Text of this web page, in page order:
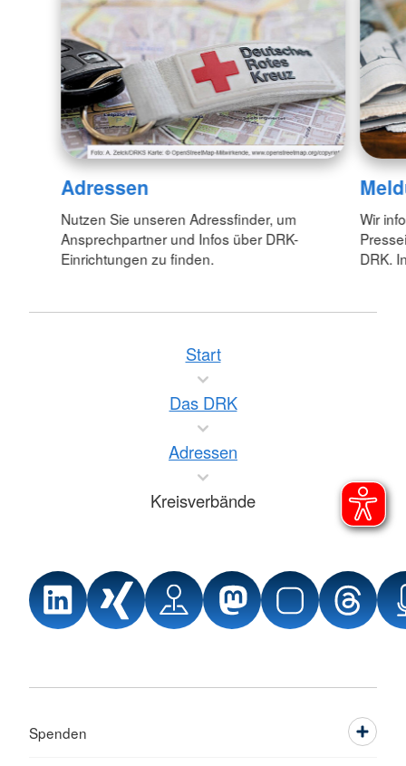
Adressen
Nutzen Sie unseren Adressfinder, um
Ansprechpartner und Infos über DRK-
Einrichtungen zu finden.
Wir
DRK.
Start
Das DRK
Adressen
Kreisverbände
Spenden